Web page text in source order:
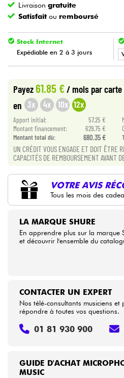
Violons & Quatuor
Câbles & Access.
HiFi
Packs
Voir nos
Livraisongratuite
Satisfait ou remboursé
Stock Internet
Expédiable en 2 à 3 jours
•
•
•
Payez61.85 €/ mois par
en 3x 4x 10x 12x
Apport initial: 57.25 €
Montant financement:
629.75 €
Montant total dù:
680.35 €
UN CRÉDIT VOUS ENGAGE ET DOIT ÊTRE
CAPACITÉS DE REMBOURSEMENT AVANT
VOTRE AVIS
Tous les mois des
LA MARQUE SHURE
En apprendre plus sur la marque
et découvrir l'ensemble du
GUIDE D'ACHAT
MUSIC
CONTACTER UN EXPERT
Nos télé-consultants musiciens
répondre à toutes vos questions.
01 81 930 900